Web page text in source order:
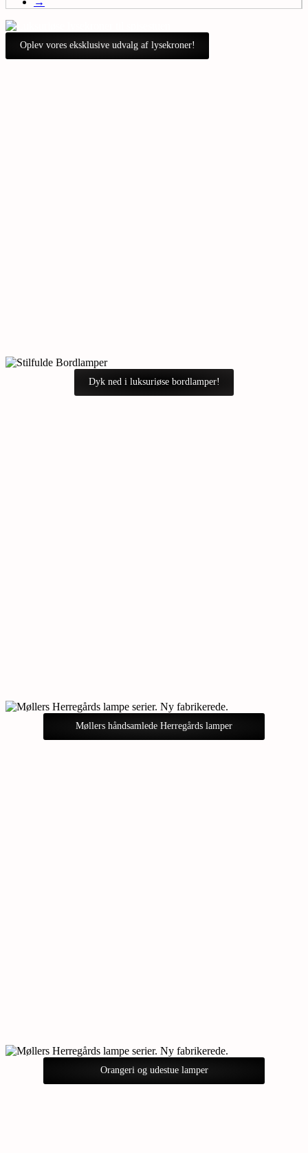
Oplev vores eksklusive udvalg af lysekroner!
Dyk ned i luksuriøse bordlamper!
Møllers håndsamlede Herregårds lamper
Orangeri og udestue lamper